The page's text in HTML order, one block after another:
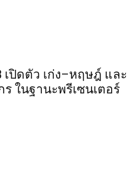
เปิดตัว เก่ง–หฤษฎ์ และ
ในฐานะพรีเซนเตอร์